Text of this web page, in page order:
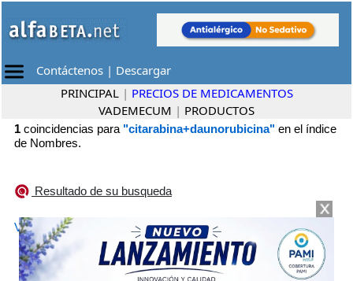
Contáctenos | Descargar
PRINCIPAL | PRECIOS DE MEDICAMENTOS
VADEMECUM | PRODUCTOS
1 coincidencias para "citarabina+daunorubicina" en el índice
de Nombres.
Resultado de su busqueda
VYXEOS•